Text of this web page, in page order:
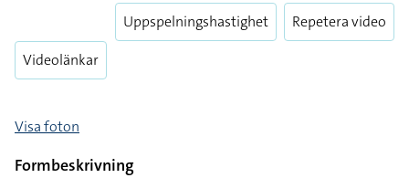
Videolänkar
Uppspelningshastighet Repetera video
Visa foton
Formbeskrivning